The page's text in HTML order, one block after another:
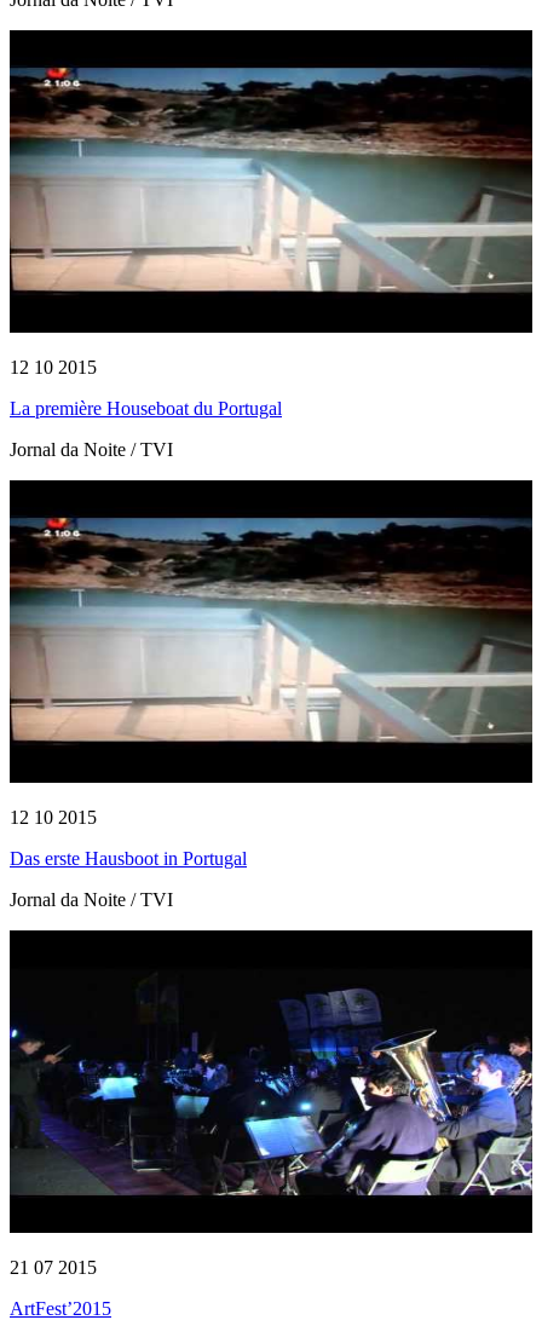
12 10 2015
La première Houseboat du Portugal
Jornal da Noite / TVI
12 10 2015
Das erste Hausboot in Portugal
Jornal da Noite / TVI
21 07 2015
ArtFest’2015